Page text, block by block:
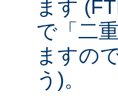
ます
で「二
ますの
う)。